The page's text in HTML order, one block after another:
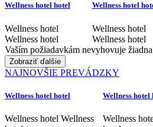
Wellness hotel hotel
Wellness hotel
Wellness hotel
Wellness hotel
Wellness hotel
Wellness hotel
Vaším požiadavkám nevyhovuje
Zobraziť ďalšie
NAJNOVŠIE PREVÁDZKY
Wellness hotel hotel
Wellness hotel Wellness
Wellness hotel
Wellness